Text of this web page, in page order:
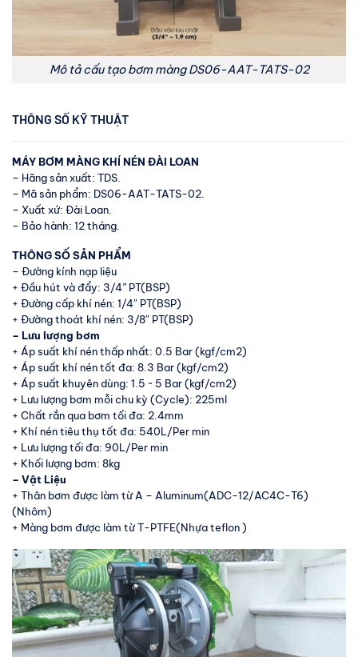
Mô tả cấu tạo bơm màng DS06-AAT-TATS-02
THÔNG SỐ KỸ THUẬT
MÁY BƠM MÀNG KHÍ NÉN ĐÀI LOAN
– Hãng sản xuất: TDS.
– Mã sản phẩm: DS06-AAT-TATS-02​.
– Xuất xứ: Đài Loan.
– Bảo hành: 12 tháng.
THÔNG SỐ SẢN PHẨM
– Đường kính nạp liệu
+ Đầu hút và đẩy: 3/4” PT(BSP)
+ Đường cấp khí nén: 1/4″ PT(BSP)
+ Đường thoát khí nén: 3/8″ PT(BSP)
– Lưu lượng bơm
+ Áp suất khí nén thấp nhất: 0.5 Bar (kgf/cm2)
+ Áp suất khí nén tốt đa: 8.3 Bar (kgf/cm2)
+ Áp suất khuyên dùng: 1.5 ~ 5 Bar (kgf/cm2)
+ Lưu lượng bơm mỗi chu kỳ (Cycle): 225ml
+ Chất rắn qua bơm tối đa: 2.4mm
+ Khí nén tiêu thụ tốt đa: 540L/Per min
+ Lưu lượng tối đa: 90L/Per min
+ Khối lượng bơm: 8kg
– Vật Liệu
+ Thân bơm được làm từ A – Aluminum(ADC-12/AC4C-T6)
(Nhôm)
+ Màng bơm được làm từ T-PTFE(Nhựa teflon )